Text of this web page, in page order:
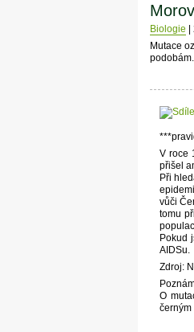
Biologie
Mutace
V roce
přišel
Při
vůči
tomu
Pokud
AIDSu.
Zdroj:
O
černým